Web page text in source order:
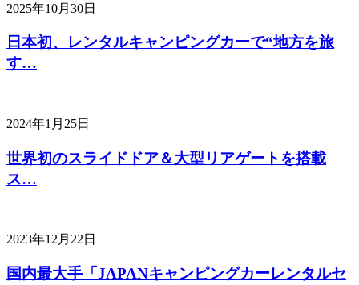
2025年10月30日
日本初、レンタルキャンピングカーで“地方を旅
す…
2024年1月25日
世界初のスライドドア＆大型リアゲートを搭載
ス…
2023年12月22日
国内最大手「JAPANキャンピングカーレンタルセ